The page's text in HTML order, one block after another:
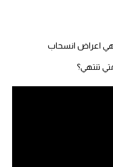
اعراض انسحاب
تنتهي؟